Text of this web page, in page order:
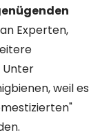
Experten,
Unter
weil es